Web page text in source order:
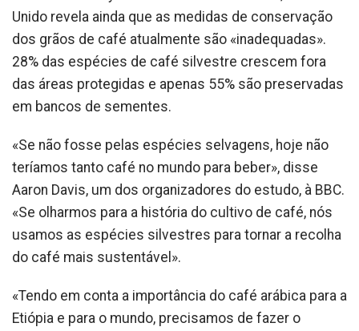
Unido revela ainda que as medidas de conservação
dos grãos de café atualmente são «inadequadas».
28% das espécies de café silvestre crescem fora
das áreas protegidas e apenas 55% são preservadas
em bancos de sementes.
«Se não fosse pelas espécies selvagens, hoje não
teríamos tanto café no mundo para beber», disse
Aaron Davis, um dos organizadores do estudo, à BBC.
«Se olharmos para a história do cultivo de café, nós
usamos as espécies silvestres para tornar a recolha
do café mais sustentável».
«Tendo em conta a importância do café arábica para a
Etiópia e para o mundo, precisamos de fazer o